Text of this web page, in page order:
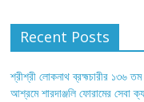
Recent Posts
শ্রীশ্রী লোকনাথ ব্রহ্মচারীর ১৩৬ তম
আশ্রমে শারদাঞ্জলি ফোরামের সেবা